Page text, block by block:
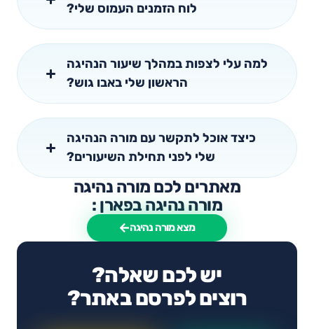
לוח הזמנים העמוס שלי?
למה עלי לצפות במהלך שיעור הנהיגה
הראשון שלי באבו גוש?
כיצד אוכל לתקשר עם מורה הנהיגה
שלי לפני תחילת השיעורים?
מאתרים לכם מורה נהיגה
מורה נהיגה בפארן :
מצא מורה נהיגה
יש לכם שאלה?
רוצים לפרסם באתר?